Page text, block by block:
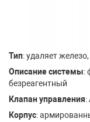
Тип: удаляет
Описание системы:
безреагентный
Клапан управления:
Корпус: